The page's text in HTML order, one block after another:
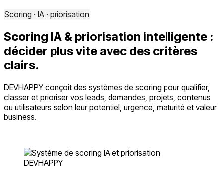
Scoring · IA · priorisation
Scoring IA & priorisation intelligente :
décider plus vite avec des critères
clairs.
DEVHAPPY conçoit des systèmes de scoring pour qualifier,
classer et prioriser vos leads, demandes, projets, contenus
ou utilisateurs selon leur potentiel, urgence, maturité et valeur
business.